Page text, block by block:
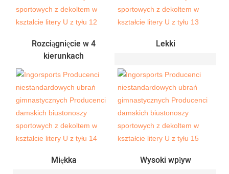
Rozciągnięcie w 4
kierunkach
Lekki
Miękka Wysoki wpływ